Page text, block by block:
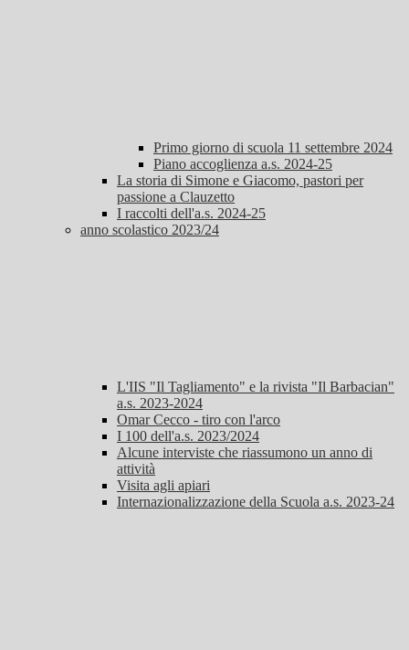
Primo giorno di scuola 11 settembre 2024
Piano accoglienza a.s. 2024-25
La storia di Simone e Giacomo, pastori per
passione a Clauzetto
I raccolti dell'a.s. 2024-25
anno scolastico 2023/24
L'IIS "Il Tagliamento" e la rivista "Il Barbacian"
a.s. 2023-2024
Omar Cecco - tiro con l'arco
I 100 dell'a.s. 2023/2024
Alcune interviste che riassumono un anno di
attività
Visita agli apiari
Internazionalizzazione della Scuola a.s. 2023-24